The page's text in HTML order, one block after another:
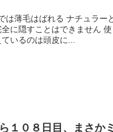
す いま考えているのは頭皮に...
１０８日目、まさか